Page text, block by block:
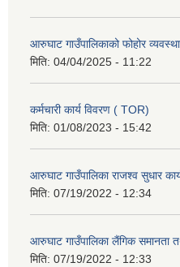
आरुघाट गाउँपालिकाको फोहोर
मिति: 04/04/2025 - 11:22
कर्मचारी कार्य विवरण ( TOR)
मिति: 01/08/2023 - 15:42
आरुघाट गाउँपालिका राजश्व सुधार
मिति: 07/19/2022 - 12:34
आरुघाट गाउँपालिका लैंगिक समानता
मिति: 07/19/2022 - 12:33